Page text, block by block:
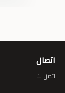
اتصال
اتصل بنا